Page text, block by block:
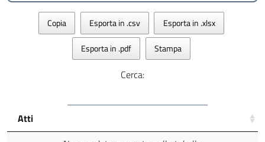
Copia Esporta in .csv Esporta in .xlsx
Esporta in .pdf Stampa
Cerca:
Atti